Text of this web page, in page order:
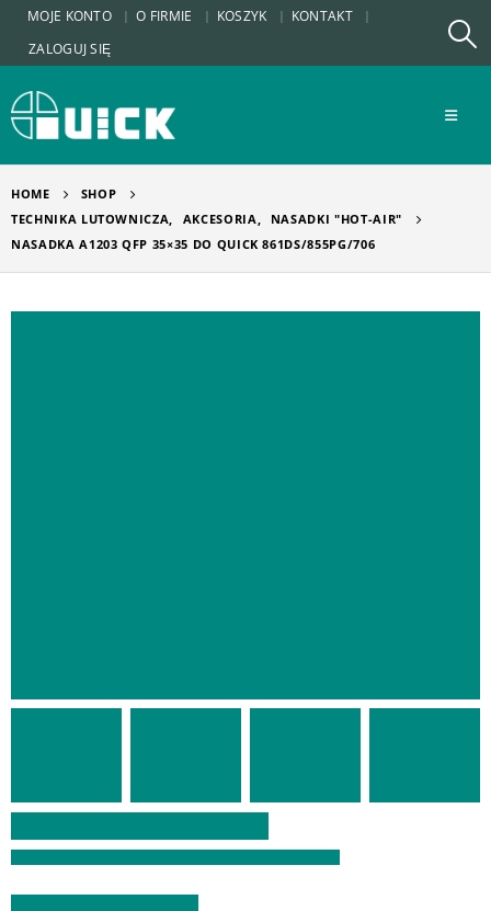
MOJE KONTO O FIRMIE KOSZYK
KONTAKT
ZALOGUJ SIĘ
HOME
SHOP
TECHNIKA LUTOWNICZA, AKCESORIA,
NASADKI "HOT-AIR"
NASADKA A1203 QFP 35×35 DO QUICK 861DS/855PG/706